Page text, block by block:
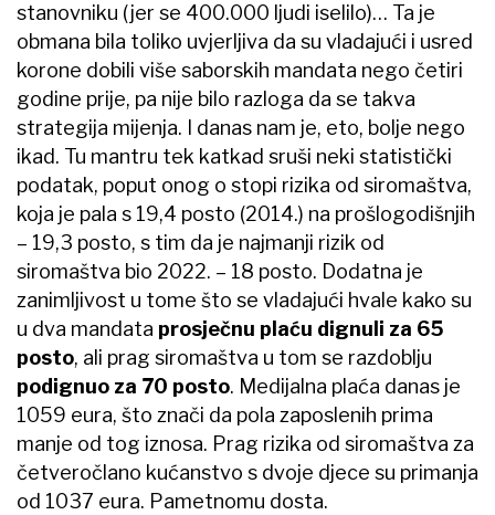
stanovniku (jer se 400.000 ljudi iselilo)… Ta je
obmana bila toliko uvjerljiva da su vladajući i usred
korone dobili više saborskih mandata nego četiri
godine prije, pa nije bilo razloga da se takva
strategija mijenja. I danas nam je, eto, bolje nego
ikad. Tu mantru tek katkad sruši neki statistički
podatak, poput onog o stopi rizika od siromaštva,
koja je pala s 19,4 posto (2014.) na prošlogodišnjih
– 19,3 posto, s tim da je najmanji rizik od
siromaštva bio 2022. – 18 posto. Dodatna je
zanimljivost u tome što se vladajući hvale kako su
u dva mandata prosječnu plaću dignuli za 65
posto, ali prag siromaštva u tom se razdoblju
podignuo za 70 posto. Medijalna plaća danas je
1059 eura, što znači da pola zaposlenih prima
manje od tog iznosa. Prag rizika od siromaštva za
četveročlano kućanstvo s dvoje djece su primanja
od 1037 eura. Pametnomu dosta.